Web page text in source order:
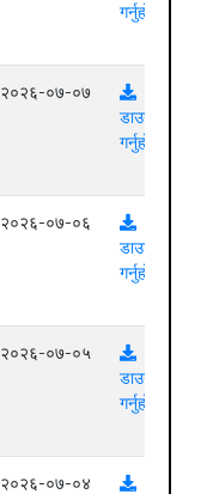
गर्नुहोस्
२०२६-०७-०७
डाउनलोड
गर्नुहोस्
२०२६-०७-०६
डाउनलोड
गर्नुहोस्
२०२६-०७-०५
डाउनलोड
गर्नुहोस्
२०२६-०७-०४